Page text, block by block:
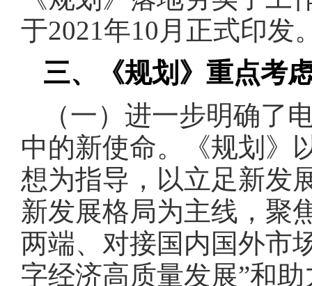
于2021年10月正式印发
三、《规划》重点考
（一）进一步明确了
中的新使命。《规划》
想为指导，以立足新发
新发展格局为主线，聚
两端、对接国内国外市
字经济高质量发展”和